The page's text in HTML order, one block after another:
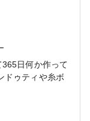
日何か作って
ドゥティや糸ボ